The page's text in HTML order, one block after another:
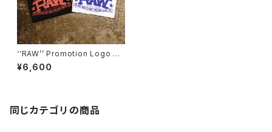
‘‘RAW’’ Promotion Logo Te
e Shirt
¥6,600
同じカテゴリの商品